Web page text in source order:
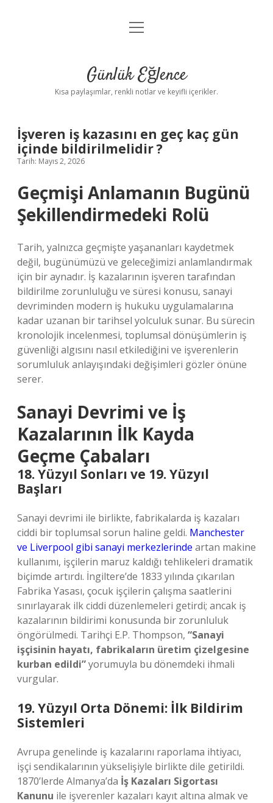
Anasayfa
Yasal Uyarı
menüyü
Günlük Eğlence
Kısa paylaşımlar, renkli notlar ve keyifli içerikler.
İşveren iş kazasını en geç kaç gün
içinde bildirilmelidir ?
Tarih: Mayıs 2, 2026
Geçmişi Anlamanın Bugünü
Şekillendirmedeki Rolü
Tarih, yalnızca geçmişte yaşananları kaydetmek
değil, bugünümüzü ve geleceğimizi anlamlandırmak
için bir aynadır. İş kazalarının işveren tarafından
bildirilme zorunluluğu ve süresi konusu, sanayi
devriminden modern iş hukuku uygulamalarına
kadar uzanan bir tarihsel yolculuk sunar. Bu sürecin
kronolojik incelenmesi, toplumsal dönüşümlerin iş
güvenliği algısını nasıl etkilediğini ve işverenlerin
sorumluluk anlayışındaki değişimleri gözler önüne
serer.
Sanayi Devrimi ve İş
Kazalarının İlk Kayda
Geçme Çabaları
18. Yüzyıl Sonları ve 19. Yüzyıl
Başları
Sanayi devrimi ile birlikte, fabrikalarda iş kazaları
ciddi bir toplumsal sorun haline geldi. Manchester
ve Liverpool gibi sanayi merkezlerinde artan makine
kullanımı, işçilerin maruz kaldığı tehlikeleri dramatik
biçimde artırdı. İngiltere’de 1833 yılında çıkarılan
Fabrika Yasası, çocuk işçilerin çalışma saatlerini
sınırlayarak ilk ciddi düzenlemeleri getirdi; ancak iş
kazalarının bildirimi konusunda bir zorunluluk
öngörülmedi. Tarihçi E.P. Thompson, “Sanayi
işçisinin hayatı, fabrikaların üretim çizelgesine
kurban edildi”yorumuyla bu dönemdeki ihmali
vurgular.
19. Yüzyıl Orta Dönemi: İlk Bildirim
Sistemleri
Avrupa genelinde iş kazalarını raporlama ihtiyacı,
işçi sendikalarının yükselişiyle birlikte dile getirildi.
1870’lerde Almanya’da İş Kazaları Sigortası
Kanunu ile işverenler kazaları kayıt altına almak ve